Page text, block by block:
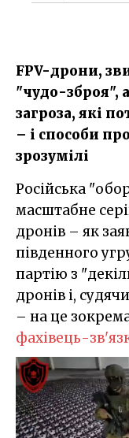
FPV-дрони,
"чудо-зброя",
загроза, які
– і способи
зрозумілі
Російська "оборонка" могла розгорнути
масштабне
дронів – як
південного
партію з
дронів і,
– на це
фахівець-